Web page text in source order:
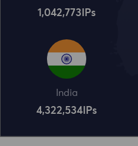
1,042,773 IPs
India
4,322,534 IPs